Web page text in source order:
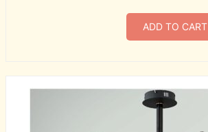
ADD TO CART